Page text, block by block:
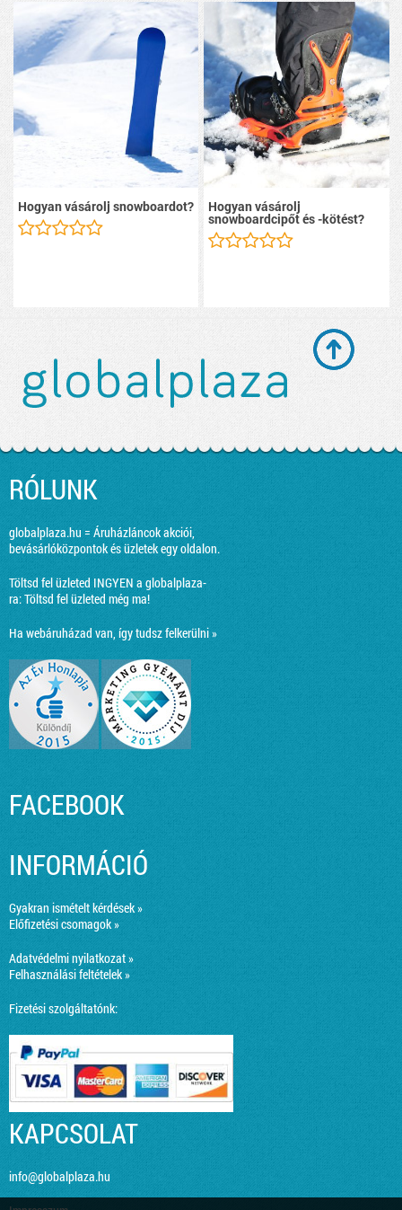
Hogyan vásárolj snowboardot? Hogyan vásárolj
snowboardcipőt és -kötést?
RÓLUNK
globalplaza.hu = Áruházláncok akciói,
bevásárlóközpontok és üzletek egy oldalon.
Töltsd fel üzleted INGYEN a globalplaza-
ra:Töltsd fel üzleted még ma!
Ha webáruházad van, így tudsz felkerülni »
FACEBOOK
INFORMÁCIÓ
Gyakran ismételt kérdések »
Előfizetési csomagok »
Adatvédelmi nyilatkozat »
Felhasználási feltételek »
Fizetési szolgáltatónk:
KAPCSOLAT
info@globalplaza.hu